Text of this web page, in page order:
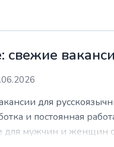
свежие
для
и постоянная
мужчин и женщин